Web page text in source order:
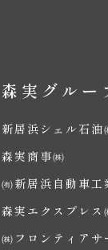
森実グルー
新居浜シェル石油
森実商事㈱
㈲新居浜自動車工
森実エクスプレス
㈱フロンティアサ